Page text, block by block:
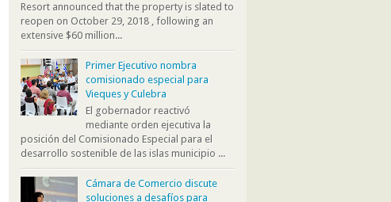
Resort announced that the property is slated to
reopen on October 29, 2018 , following an
extensive $60 million...
Primer Ejecutivo nombra
comisionado especial para
Vieques y Culebra
El gobernador reactivó
mediante orden ejecutiva la
posición del Comisionado Especial para el
desarrollo sostenible de las islas municipio ...
Cámara de Comercio discute
soluciones a desafíos para